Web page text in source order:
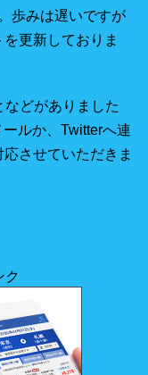
歩みは遅いですが
更新しておりま
どがありました
ルか、Twitterへ連
させていただきま
ク